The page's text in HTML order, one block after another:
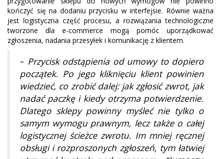
kończyć się na dodaniu przycisku w interfejsie. Równie ważna
jest logistyczna część procesu, a rozwiązania technologiczne
tworzone dla e-commerce mogą pomóc uporządkować
zgłoszenia, nadania przesyłek i komunikację z klientem.
– Przycisk odstąpienia od umowy to dopiero
początek. Po jego kliknięciu klient powinien
wiedzieć, co zrobić dalej: jak zgłosić zwrot, jak
nadać paczkę i kiedy otrzyma potwierdzenie.
Dlatego sklepy powinny myśleć nie tylko o
samym wymogu prawnym, lecz także o całej
logistycznej ścieżce zwrotu. Im mniej ręcznej
obsługi i rozproszonych zgłoszeń, tym łatwiej